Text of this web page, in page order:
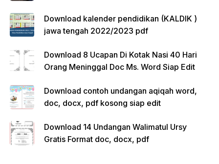
Download kalender pendidikan (KALDIK )
jawa tengah 2022/2023 pdf
Download 8 Ucapan Di Kotak Nasi 40 Hari
Orang Meninggal Doc Ms. Word Siap Edit
Download contoh undangan aqiqah word,
doc, docx, pdf kosong siap edit
Download 14 Undangan Walimatul Ursy
Gratis Format doc, docx, pdf